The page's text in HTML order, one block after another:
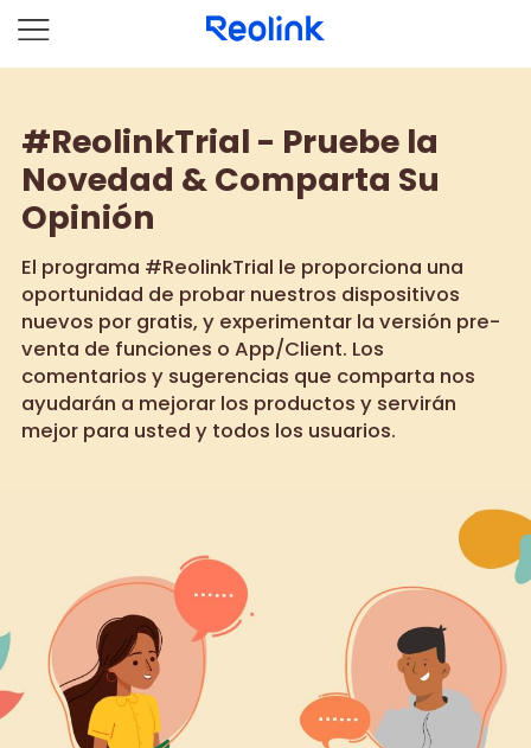
#ReolinkTrial - Pruebe la
Novedad & Comparta Su
Opinión
El programa #ReolinkTrial le proporciona una
oportunidad de probar nuestros dispositivos
nuevos por gratis, y experimentar la versión pre-
venta de funciones o App/Client. Los
comentarios y sugerencias que comparta nos
ayudarán a mejorar los productos y servirán
mejor para usted y todos los usuarios.